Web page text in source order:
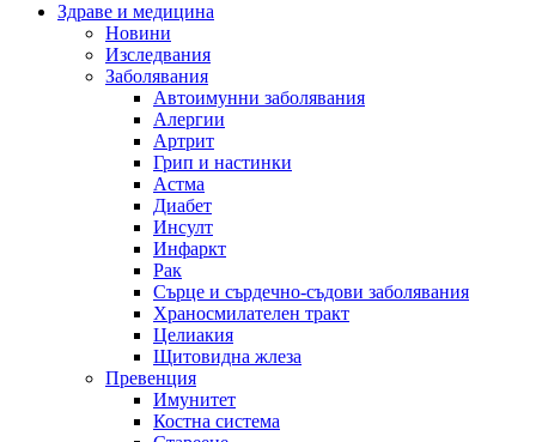
Здраве и медицина
Новини
Изследвания
Заболявания
Автоимунни заболявания
Алергии
Артрит
Грип и настинки
Астма
Диабет
Инсулт
Инфаркт
Рак
Сърце и сърдечно-съдови заболявания
Храносмилателен тракт
Целиакия
Щитовидна жлеза
Превенция
Имунитет
Костна система